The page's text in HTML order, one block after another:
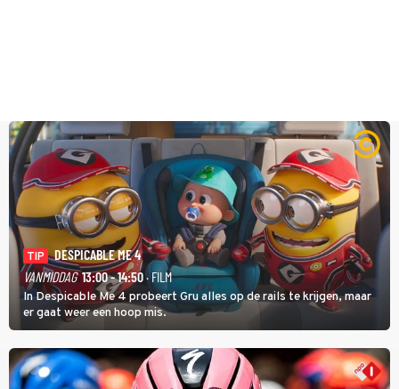
TIP
DESPICABLE ME 4
VANMIDDAG 13:00 - 14:50· FILM
In Despicable Me 4 probeert Gru alles op de rails te krijgen, maar
er gaat weer een hoop mis.